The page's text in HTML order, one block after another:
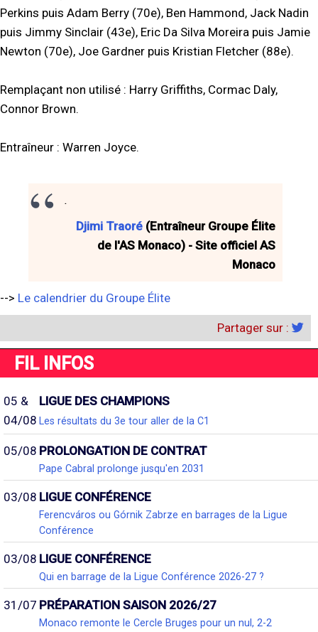
Perkins puis Adam Berry (70e), Ben Hammond, Jack Nadin
puis Jimmy Sinclair (43e), Eric Da Silva Moreira puis Jamie
Newton (70e), Joe Gardner puis Kristian Fletcher (88e).
Remplaçant non utilisé : Harry Griffiths, Cormac Daly,
Connor Brown.
Entraîneur : Warren Joyce.
.
Djimi Traoré (Entraîneur Groupe Élite
de l'AS Monaco) - Site officiel AS
Monaco
--> Le calendrier du Groupe Élite
Partager sur :
FIL INFOS
05 &
04/08
LIGUE DES CHAMPIONS
Les résultats du 3e tour aller de la C1
05/08 PROLONGATION DE CONTRAT
Pape Cabral prolonge jusqu'en 2031
03/08 LIGUE CONFÉRENCE
Ferencváros ou Górnik Zabrze en barrages de la Ligue
Conférence
03/08 LIGUE CONFÉRENCE
Qui en barrage de la Ligue Conférence 2026-27 ?
31/07 PRÉPARATION SAISON 2026/27
Monaco remonte le Cercle Bruges pour un nul, 2-2